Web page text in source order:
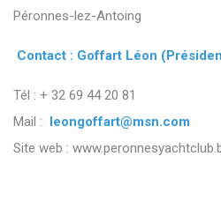
Péronnes-lez-
Contact : Goffart Léon
Tél : + 32 69 44 20 81
Mail : leongoffart@msn.com
Site web :